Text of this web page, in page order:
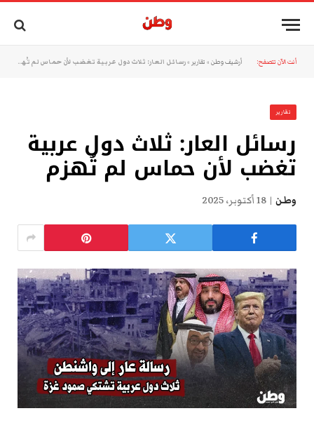
أنت الآن تتصفح: أرشيف وطن » تقارير »رسائل العار: ثلاث دول عربية تغضب لأن حماس لم تُهزم
تقارير
رسائل العار: ثلاث دول عربية
تغضب لأن حماس لم تُهزم
وطن 18 أكتوبر، 2025